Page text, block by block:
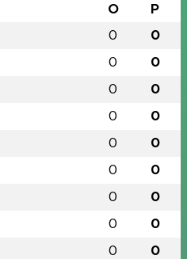
O P
0 0
0 0
0 0
0 0
0 0
0 0
0 0
0 0
0 0